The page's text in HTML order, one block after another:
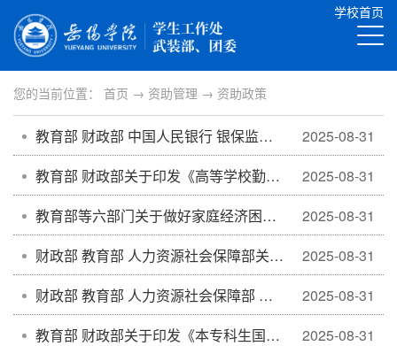
学校首页
您的当前位置： 首页 → 资助管理 → 资助政策
2025-08-31
教育部 财政部 中国人民银行 银保监会关于调整完善国家助学贷款有关政策的通知
2025-08-31
教育部 财政部关于印发《高等学校勤工助学管理办法（2018年修订）》的通知
2025-08-31
教育部等六部门关于做好家庭经济困难学生认定工作的指导意见
2025-08-31
财政部 教育部 人力资源社会保障部关于调整高等教育阶段和高中阶段国家奖助学金政策的通知
2025-08-31
财政部 教育部 人力资源社会保障部 退役军人部 中央军委国防动员部关于印发 《学生资助资金管理办法》的通知
2025-08-31
教育部 财政部关于印发《本专科生国家奖学金评审办法》的通知